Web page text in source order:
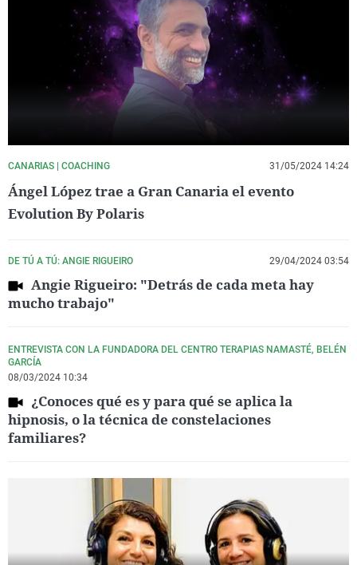
CANARIAS | COACHING 31/05/2024 14:24
Ángel López trae a Gran Canaria el evento
Evolution By Polaris
DE TÚ A TÚ: ANGIE RIGUEIRO 29/04/2024 03:54
Angie Rigueiro: "Detrás de cada meta hay
mucho trabajo"
ENTREVISTA CON LA FUNDADORA DEL CENTRO TERAPIAS NAMASTÉ, BELÉN
GARCÍA
08/03/2024 10:34
¿Conoces qué es y para qué se aplica la
hipnosis, o la técnica de constelaciones
familiares?